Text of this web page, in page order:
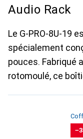
Audio Rack
Le G-PRO-8U-19
spécialement
pouces. Fabriqué
rotomoulé, ce